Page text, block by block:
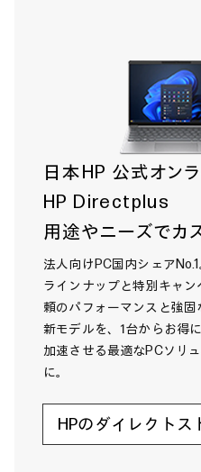
日本HP 公式オンラ
HP Directplus
用途やニーズでカ
法人向けPC国内シェア
ラインナップと特別キャ
頼のパフォーマンスと強
新モデルを、1台からお得
加速させる最適なPCソリ
に。
HPのダイレクトス